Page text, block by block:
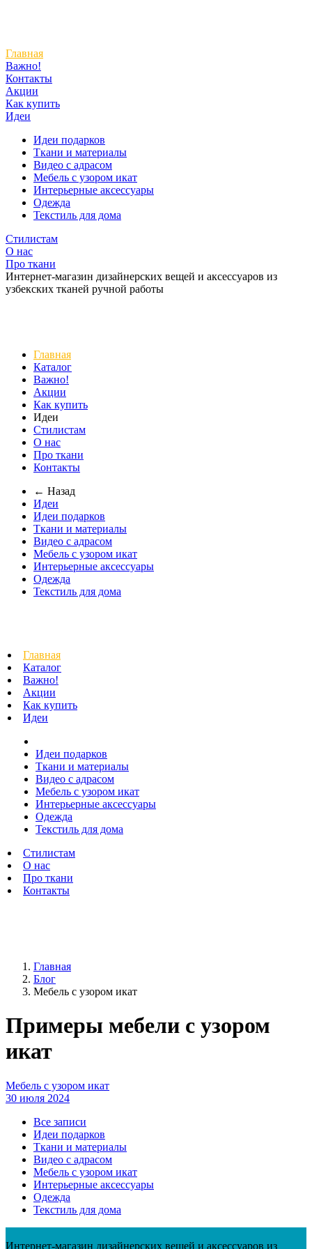
Главная
Важно!
Контакты
Акции
Как купить
Идеи
Идеи подарков
Ткани и материалы
Видео с адрасом
Мебель с узором икат
Интерьерные аксессуары
Одежда
Текстиль для дома
Стилистам
О нас
Про ткани
Интернет-магазин дизайнерских вещей и аксессуаров из
узбекских тканей ручной работы
Главная
Каталог
Важно!
Акции
Как купить
Идеи
Стилистам
О нас
Про ткани
Контакты
← Назад
Идеи
Идеи подарков
Ткани и материалы
Видео с адрасом
Мебель с узором икат
Интерьерные аксессуары
Одежда
Текстиль для дома
Главная
Каталог
Важно!
Акции
Как купить
Идеи
Идеи подарков
Ткани и материалы
Видео с адрасом
Мебель с узором икат
Интерьерные аксессуары
Одежда
Текстиль для дома
Стилистам
О нас
Про ткани
Контакты
Главная
Блог
Мебель с узором икат
Примеры мебели с узором
икат
Мебель с узором икат
30 июля 2024
Все записи
Идеи подарков
Ткани и материалы
Видео с адрасом
Мебель с узором икат
Интерьерные аксессуары
Одежда
Текстиль для дома
Интернет-магазин дизайнерских вещей и аксессуаров из